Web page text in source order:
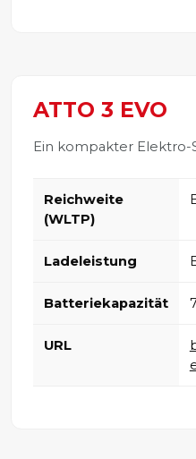
ATTO 3 EVO
Ein kompakter Elektro-
Reichweite
(WLTP)
Ladeleistung
Batteriekapazität
URL